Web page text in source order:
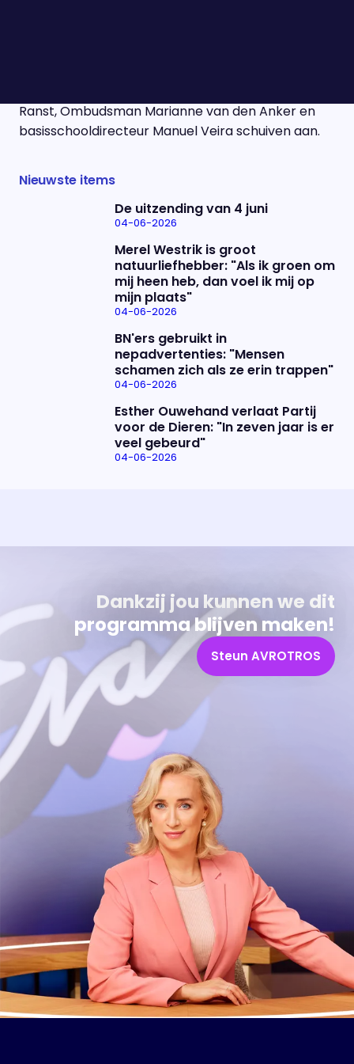
Ranst, Ombudsman Marianne van den Anker en
basisschooldirecteur Manuel Veira schuiven aan.
Nieuwste items
De uitzending van 4 juni
04-06-2026
Merel Westrik is groot
natuurliefhebber: "Als ik groen om
mij heen heb, dan voel ik mij op
mijn plaats"
04-06-2026
BN'ers gebruikt in
nepadvertenties: "Mensen
schamen zich als ze erin trappen"
04-06-2026
Esther Ouwehand verlaat Partij
voor de Dieren: "In zeven jaar is er
veel gebeurd"
04-06-2026
Dankzij jou kunnen we dit
programma blijven maken!
Steun AVROTROS